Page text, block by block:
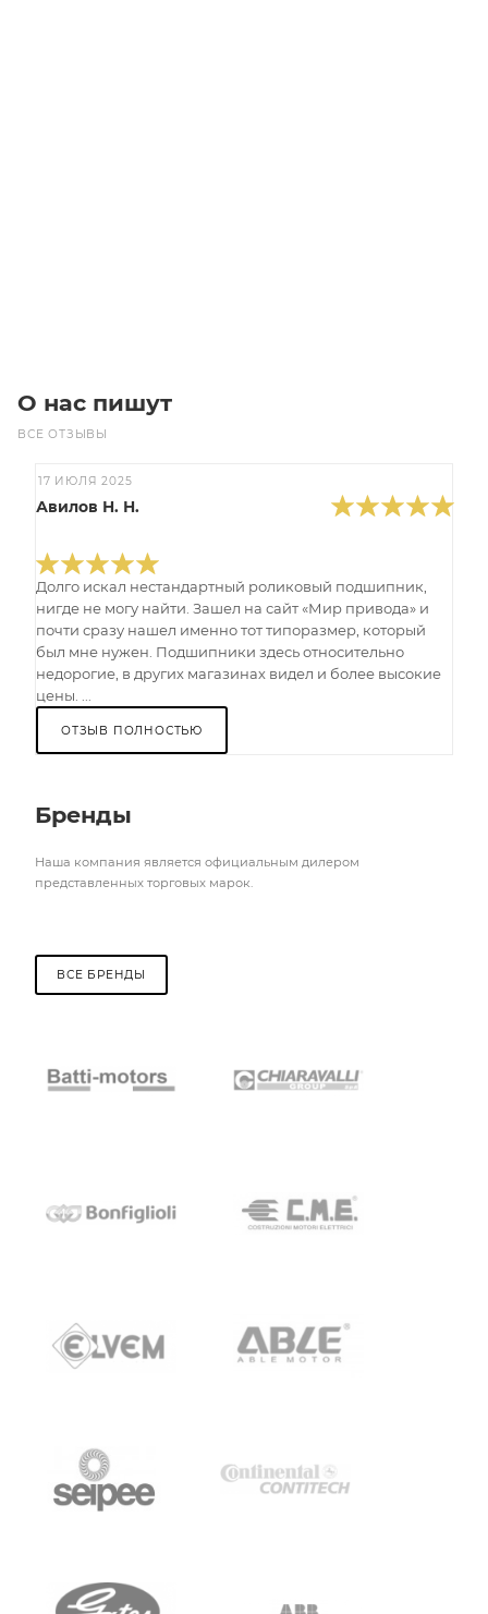
О нас пишут
ВСЕ ОТЗЫВЫ
17 ИЮЛЯ 2025
Авилов Н. Н.
Долго искал нестандартный роликовый подшипник,
нигде не могу найти. Зашел на сайт «Мир привода» и
почти сразу нашел именно тот типоразмер, который
был мне нужен. Подшипники здесь относительно
недорогие, в других магазинах видел и более высокие
цены. ...
ОТЗЫВ ПОЛНОСТЬЮ
Бренды
Наша компания является официальным дилером
представленных торговых марок.
ВСЕ БРЕНДЫ